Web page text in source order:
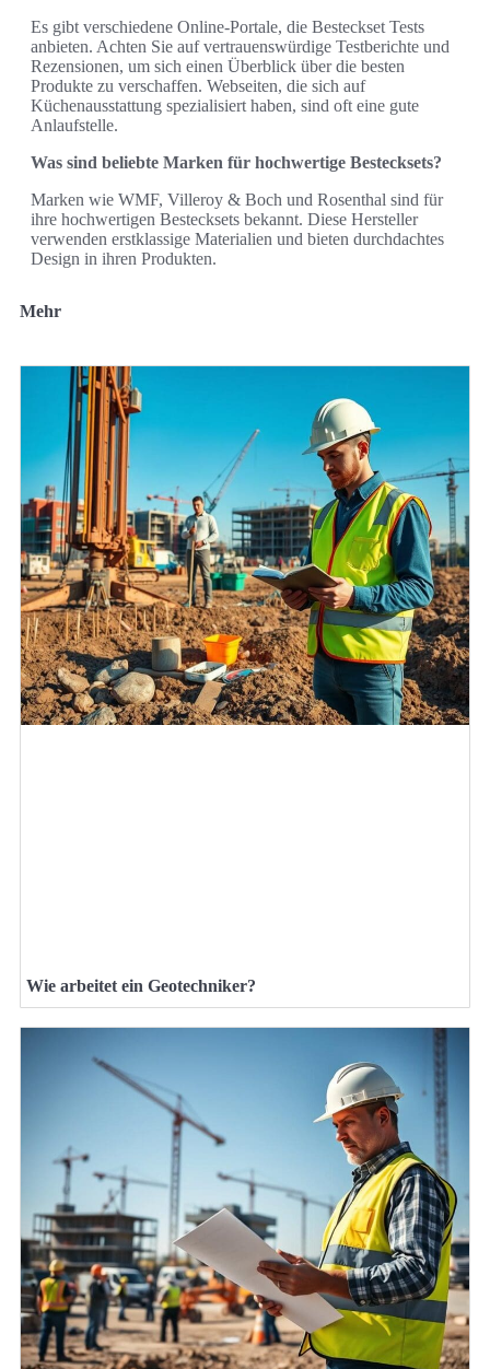
Es gibt verschiedene Online-Portale, die Besteckset Tests
anbieten. Achten Sie auf vertrauenswürdige Testberichte und
Rezensionen, um sich einen Überblick über die besten
Produkte zu verschaffen. Webseiten, die sich auf
Küchenausstattung spezialisiert haben, sind oft eine gute
Anlaufstelle.
Was sind beliebte Marken für hochwertige Bestecksets?
Marken wie WMF, Villeroy & Boch und Rosenthal sind für
ihre hochwertigen Bestecksets bekannt. Diese Hersteller
verwenden erstklassige Materialien und bieten durchdachtes
Design in ihren Produkten.
Mehr
Wie arbeitet ein Geotechniker?